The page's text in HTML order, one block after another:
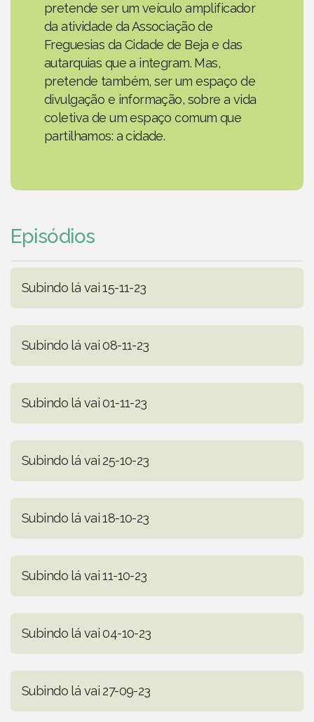
pretende ser um veículo amplificador
da atividade da Associação de
Freguesias da Cidade de Beja e das
autarquias que a integram. Mas,
pretende também, ser um espaço de
divulgação e informação, sobre a vida
coletiva de um espaço comum que
partilhamos: a cidade.
Episódios
Subindo lá vai 15-11-23
Subindo lá vai 08-11-23
Subindo lá vai 01-11-23
Subindo lá vai 25-10-23
Subindo lá vai 18-10-23
Subindo lá vai 11-10-23
Subindo lá vai 04-10-23
Subindo lá vai 27-09-23